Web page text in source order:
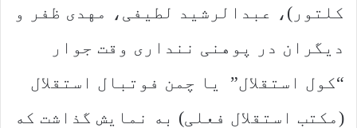
کلتور)، عبدالرشید لطیفی، مهدی ظفر و
دیگران در پوهنی ننداری وقت جوار
“کول استقلال” یا چمن فوتبال استقلال
(مکتب استقلال فعلی) به نمایش گذاشت که